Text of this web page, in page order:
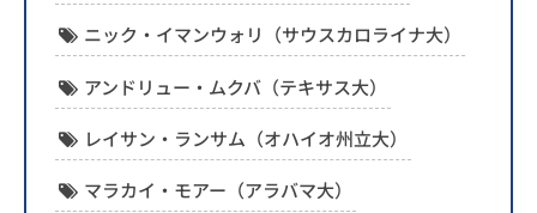
ニック・イマンウォリ（サウスカロライナ大）
アンドリュー・ムクバ（テキサス大）
レイサン・ランサム（オハイオ州立大）
マラカイ・モアー（アラバマ大）